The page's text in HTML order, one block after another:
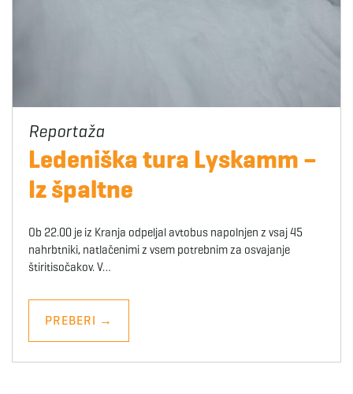
Ledeniška tura Lyskamm –
Iz špaltne
Ob 22.00 je iz Kranja odpeljal avtobus napolnjen z vsaj 45
nahrbtniki, natlačenimi z vsem potrebnim za osvajanje
štiritisočakov. V…
PREBERI →